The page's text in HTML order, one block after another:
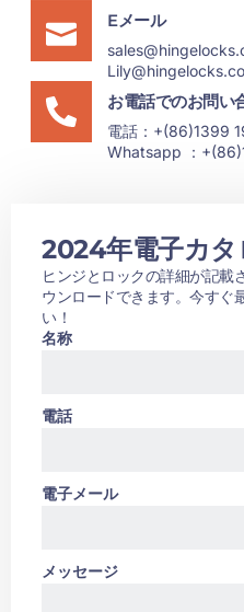
Eメール
お電話でのお問い
電話：+(86)1399
Whatsapp ：
2024年電子カタ
ヒンジとロックの詳細が記載
ウンロードできます。今すぐ
い！
名称
電話
電子メール
メッセージ